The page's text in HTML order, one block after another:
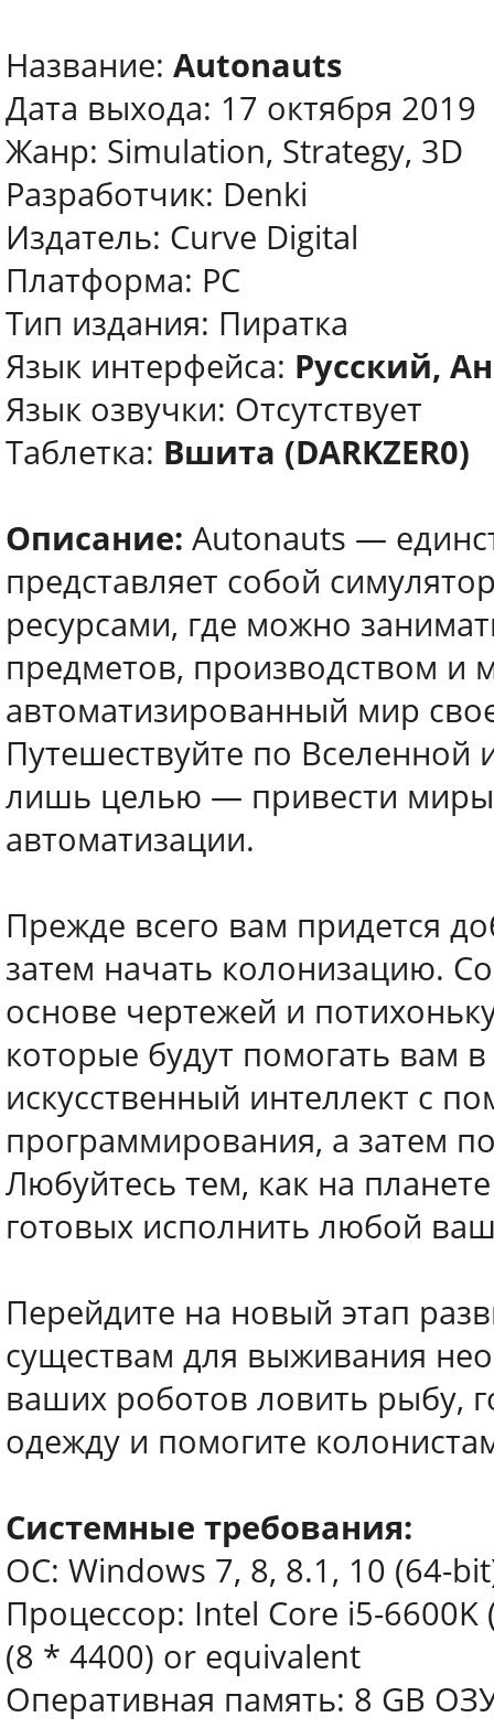
Название: Autonauts
Дата выхода: 17 октября 2019
Жанр: Simulation, Strategy, 3D
Разработчик: Denki
Издатель: Curve Digital
Платформа: PC
Тип издания: Пиратка
Язык интерфейса: Русский,
Язык озвучки: Отсутствует
Таблетка: Вшита (DARKZER0)
Описание: Autonauts —
представляет собой
ресурсами, где можно
предметов, производством и
автоматизированный мир
Путешествуйте по Вселенной
лишь целью — привести
автоматизации.
Прежде всего вам придется
затем начать колонизацию.
основе чертежей и
которые будут помогать вам
искусственный интеллект с
программирования, а затем
Любуйтесь тем, как на
готовых исполнить любой
Перейдите на новый этап
существам для выживания
ваших роботов ловить рыбу,
одежду и помогите
Системные требования:
ОС: Windows 7, 8, 8.1, 10 (64-
Процессор: Intel Core i5-
(8 * 4400) or equivalent
Оперативная память: 8 GB